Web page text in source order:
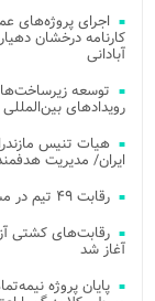
اجرای پروژه‌های
کارنامه درخشان
آبادانی
توسعه
رویدادهای بین‌المللی
هیات تنیس
ایران/ مدیریت
رقابت ۴۹ تیم در مسابقات ۲۰۰ امتیازی تنیس ساحلی کشور در مازندران
آغاز شد